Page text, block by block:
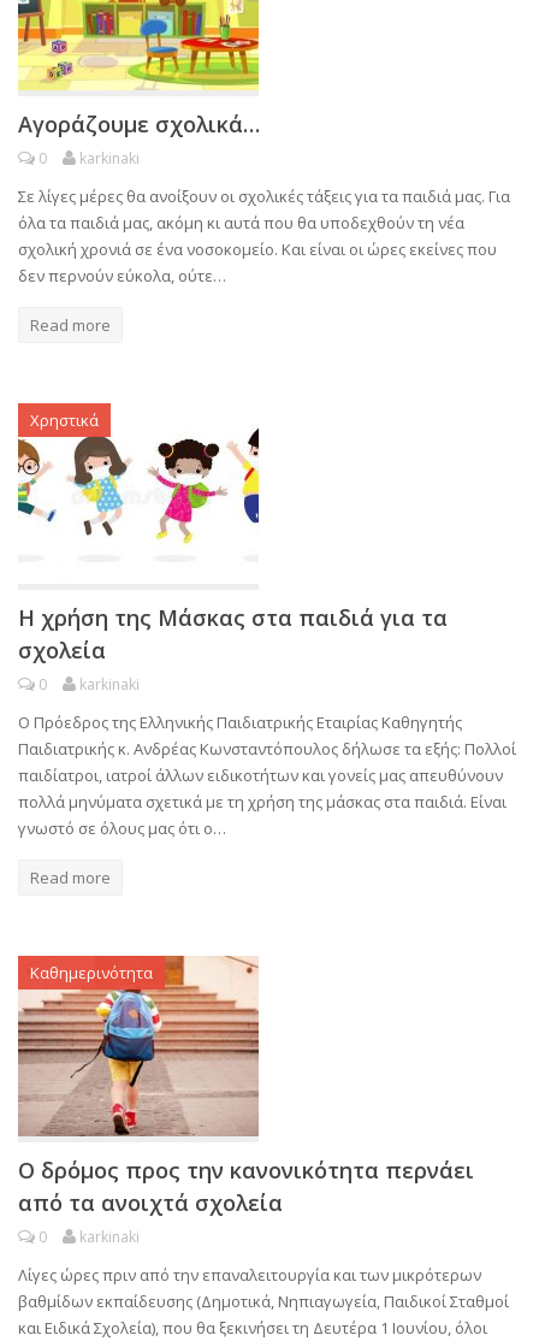
Αγοράζουμε σχολικά…
0 karkinaki
Σε λίγες μέρες θα ανοίξουν οι σχολικές τάξεις για τα παιδιά μας. Για
όλα τα παιδιά μας, ακόμη κι αυτά που θα υποδεχθούν τη νέα
σχολική χρονιά σε ένα νοσοκομείο. Και είναι οι ώρες εκείνες που
δεν περνούν εύκολα, ούτε…
Read more
Χρηστικά
Η χρήση της Μάσκας στα παιδιά για τα
σχολεία
0 karkinaki
Ο Πρόεδρος της Ελληνικής Παιδιατρικής Εταιρίας Καθηγητής
Παιδιατρικής κ. Ανδρέας Κωνσταντόπουλος δήλωσε τα εξής: Πολλοί
παιδίατροι, ιατροί άλλων ειδικοτήτων και γονείς μας απευθύνουν
πολλά μηνύματα σχετικά με τη χρήση της μάσκας στα παιδιά. Είναι
γνωστό σε όλους μας ότι ο…
Read more
Καθημερινότητα
Ο δρόμος προς την κανονικότητα περνάει
από τα ανοιχτά σχολεία
0 karkinaki
Λίγες ώρες πριν από την επαναλειτουργία και των μικρότερων
βαθμίδων εκπαίδευσης (Δημοτικά, Νηπιαγωγεία, Παιδικοί Σταθμοί
και Ειδικά Σχολεία), που θα ξεκινήσει τη Δευτέρα 1 Ιουνίου, όλοι